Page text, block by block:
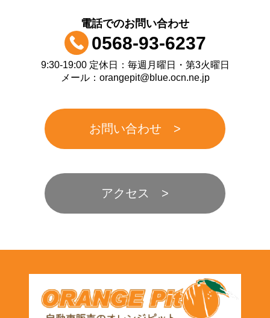
電話でのお問い合わせ
0568-93-6237
9:30-19:00 定休日：毎週月曜日・第3火曜日
メール：orangepit@blue.ocn.ne.jp
お問い合わせ
アクセス